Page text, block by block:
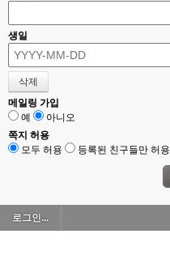
생일
메일링 가입
예
아니오
쪽지 허용
모두 허용
등록된 친구들만 허용
로그인...